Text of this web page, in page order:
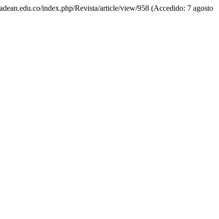
index.php/Revista/article/view/958 (Accedido: 7 agosto